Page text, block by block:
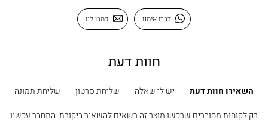
דברו איתנו כתבו לנו
חוות דעת
השאירו חוות דעת יש לי שאלה שליחת סרטון
שליחת תמונה
רק לקוחות מחוברים שרכשו מוצר זה רשאים להשאיר ביקורת. התחבר עכשיו